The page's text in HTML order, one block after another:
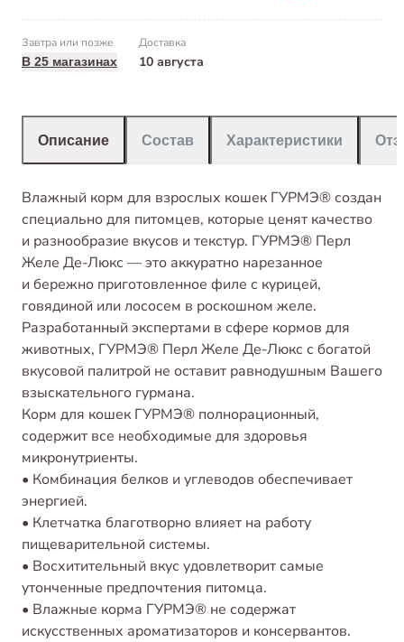
Завтра или позже
В 25 магазинах
Доставка
10 августа
Описание Состав Характеристики
Влажный корм для взрослых кошек ГУРМЭ® создан
специально для питомцев, которые ценят качество
и разнообразие вкусов и текстур. ГУРМЭ® Перл
Желе Де-Люкс — это аккуратно нарезанное
и бережно приготовленное филе с курицей,
говядиной или лососем в роскошном желе.
Разработанный экспертами в сфере кормов для
животных, ГУРМЭ® Перл Желе Де-Люкс с богатой
вкусовой палитрой не оставит равнодушным Вашего
взыскательного гурмана.
Корм для кошек ГУРМЭ® полнорационный,
содержит все необходимые для здоровья
микронутриенты.
• Комбинация белков и углеводов обеспечивает
энергией.
• Клетчатка благотворно влияет на работу
пищеварительной системы.
• Восхитительный вкус удовлетворит самые
утонченные предпочтения питомца.
• Влажные корма ГУРМЭ® не содержат
искусственных ароматизаторов и консервантов.